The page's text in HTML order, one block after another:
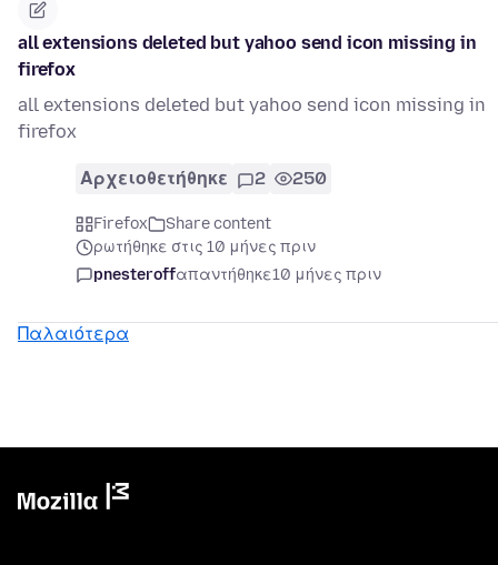
all extensions deleted but yahoo send icon missing in
firefox
all extensions deleted but yahoo send icon missing in
firefox
Αρχειοθετήθηκε 2 250
Firefox
Share content
ρωτήθηκε στις 10 μήνες πριν
pnesteroffαπαντήθηκε10 μήνες πριν
Παλαιότερα